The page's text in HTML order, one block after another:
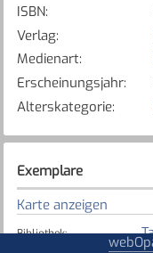
ISBN:
Verlag:
Medienart:
Erscheinungsjahr:
Alterskategorie:
Exemplare
Karte anzeigen
Bibliothek: